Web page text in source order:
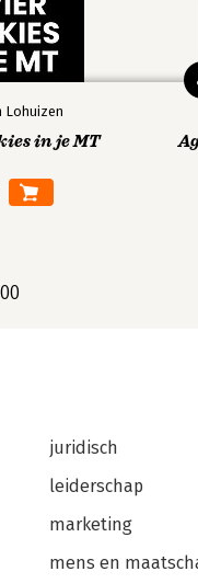
Lohuizen
in je MT
juridisch
leiderschap
marketing
mens en